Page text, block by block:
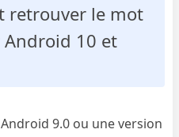
retrouver le mot
Android 10 et
9.0 ou une version